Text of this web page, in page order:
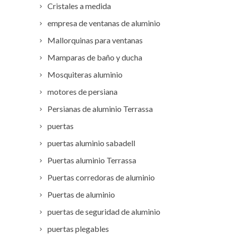
Cristales a medida
empresa de ventanas de aluminio
Mallorquinas para ventanas
Mamparas de baño y ducha
Mosquiteras aluminio
motores de persiana
Persianas de aluminio Terrassa
puertas
puertas aluminio sabadell
Puertas aluminio Terrassa
Puertas corredoras de aluminio
Puertas de aluminio
puertas de seguridad de aluminio
puertas plegables